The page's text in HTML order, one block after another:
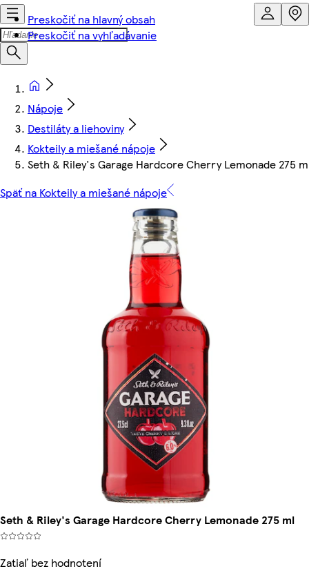
Preskočiť na hlavný obsah
Preskočiť na vyhľadávanie
Nápoje
Destiláty a liehoviny
Kokteily a miešané nápoje
Seth & Riley's Garage Hardcore Cherry Lemonade 275
Späť na Kokteily a miešané nápoje
Seth & Riley's Garage Hardcore Cherry Lemonade 275 ml
Zatiaľ bez hodnotení